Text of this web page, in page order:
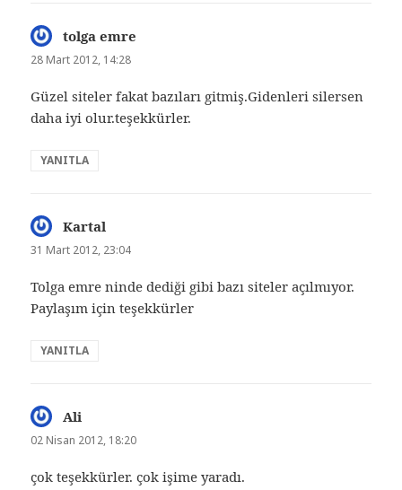
tolga emre
28 Mart 2012, 14:28
Güzel siteler fakat bazıları gitmiş.Gidenleri silersen
daha iyi olur.teşekkürler.
YANITLA
Kartal
ki:
31 Mart 2012, 23:04
Tolga emre ninde dediği gibi bazı siteler açılmıyor.
Paylaşım için teşekkürler
YANITLA
Ali
ki:
02 Nisan 2012, 18:20
çok teşekkürler. çok işime yaradı.